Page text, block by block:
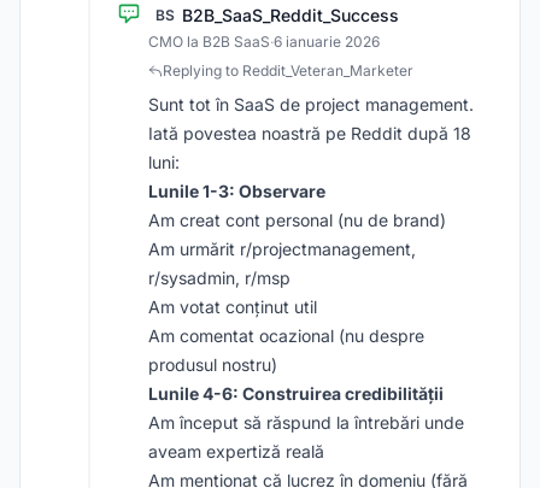
BS B2B_SaaS_Reddit_Success
CMO la B2B SaaS·6 ianuarie 2026
Replying to Reddit_Veteran_Marketer
Sunt tot în SaaS de project management.
Iată povestea noastră pe Reddit după 18
luni:
Lunile 1-3: Observare
Am creat cont personal (nu de brand)
Am urmărit r/projectmanagement,
r/sysadmin, r/msp
Am votat conținut util
Am comentat ocazional (nu despre
produsul nostru)
Lunile 4-6: Construirea credibilității
Am început să răspund la întrebări unde
aveam expertiză reală
Am menționat că lucrez în domeniu (fără